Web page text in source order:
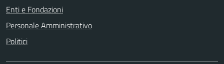
Enti e Fondazioni
Personale Amministrativo
Politici